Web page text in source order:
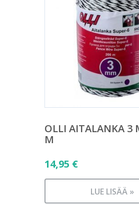
OLLI AITALANKA 3
M
14,95 €
LUE LISÄÄ »